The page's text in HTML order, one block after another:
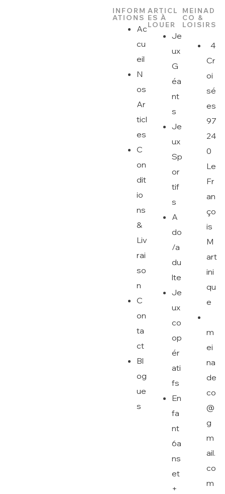
INFORM
ATIONS
Ac
cu
eil
N
os
Ar
ticl
es
C
on
dit
io
ns
&
Liv
rai
so
n
C
on
ta
ct
Bl
og
ue
s
ARTICL
ES À
LOUER
Je
ux
G
éa
nt
s
Je
ux
Sp
or
tif
s
A
do
/a
du
lte
Je
ux
co
op
ér
ati
fs
En
fa
nt
6a
ns
et
+
MEINAD
CO &
LOISIRS
4
Cr
oi
sé
es
97
24
0
Le
Fr
an
ço
is
M
art
ini
qu
e
m
ei
na
de
co
@
g
m
ail.
co
m